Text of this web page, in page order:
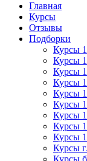
Курсы 1С
Курсы 1СГлавная
Курсы
Отзывы
Подборки
Курсы
Курсы
Курсы
Курсы
Курсы
Курсы
Курсы
Курсы
Курсы
Курсы
Курсы